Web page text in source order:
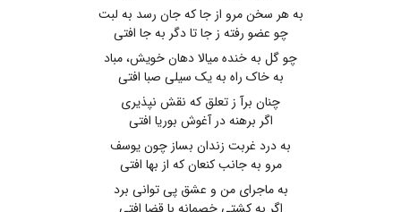
به هر سخن مرو از جا که جان رسد به لبت
چو عضو رفته ز جا تا دگر به جا افتی
چو گل به خنده میالا دهان خویش، مباد
به خاک راه به یک سیلی صبا افتی
چنان برآ ز تعلق که نقش نپذیری
اگر برهنه در آغوش بوریا افتی
به درد غربت زندان بساز چون یوسف
مرو به جانب کنعان که از بها افتی
به ماجرای من و عشق پی توانی برد